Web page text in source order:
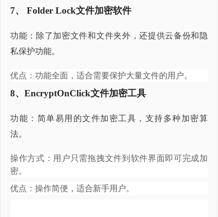
7、 Folder Lock文件加密软件
功能：除了加密文件和文件夹外，还提供云备份和隐
私保护功能。
优点：功能全面，适合需要保护大量文件的用户。
8、EncryptOnClick文件加密工具
功能：简单易用的文件加密工具，支持多种加密算
法。
操作方式：用户只需拖拽文件到软件界面即可完成加
密。
优点：操作简便，适合新手用户。